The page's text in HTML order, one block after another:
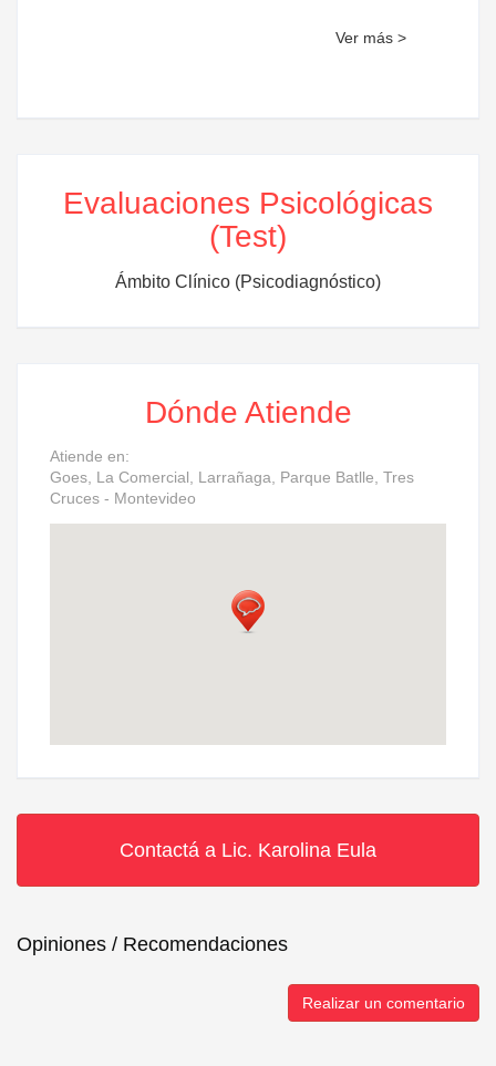
Ver más >
Evaluaciones Psicológicas
(Test)
Ámbito Clínico (Psicodiagnóstico)
Dónde Atiende
Atiende en:
Goes, La Comercial, Larrañaga, Parque Batlle, Tres
Cruces - Montevideo
Contactá a Lic. Karolina Eula
Opiniones / Recomendaciones
Realizar un comentario